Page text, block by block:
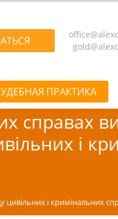
ПРАКТИКА
справах
і
цивільних і кримінальних